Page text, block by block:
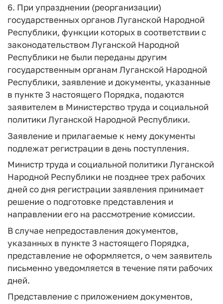
6. При упразднении (реорганизации)
государственных органов Луганской Народной
Республики, функции которых в соответствии с
законодательством Луганской Народной
Республики не были переданы другим
государственным органам Луганской Народной
Республики, заявление и документы, указанные
в пункте 3 настоящего Порядка, подаются
заявителем в Министерство труда и социальной
политики Луганской Народной Республики.
Заявление и прилагаемые к нему документы
подлежат регистрации в день поступления.
Министр труда и социальной политики Луганской
Народной Республики не позднее трех рабочих
дней со дня регистрации заявления принимает
решение о подготовке представления и
направлении его на рассмотрение комиссии.
В случае непредоставления документов,
указанных в пункте 3 настоящего Порядка,
представление не оформляется, о чем заявитель
письменно уведомляется в течение пяти рабочих
дней.
Представление с приложением документов,